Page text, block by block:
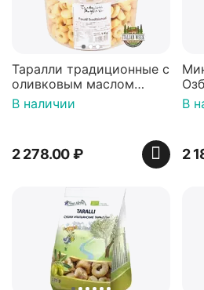
Таралли традиционные с
оливковым маслом
Tentazioni Pugliesi, 1 кг
В наличии
2 278.00₽
В
2